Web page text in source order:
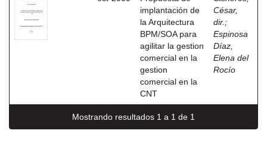
implantación de
la Arquitectura
BPM/SOA para
agilitar la gestion
comercial en la
gestion
comercial en la
CNT
César,
dir. ;
Espinosa
Díaz,
Elena del
Rocío
Mostrando resultados 1 a 1 de 1